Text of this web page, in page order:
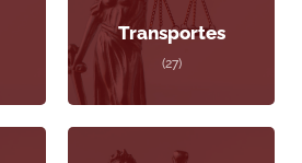
Transportes
(27)